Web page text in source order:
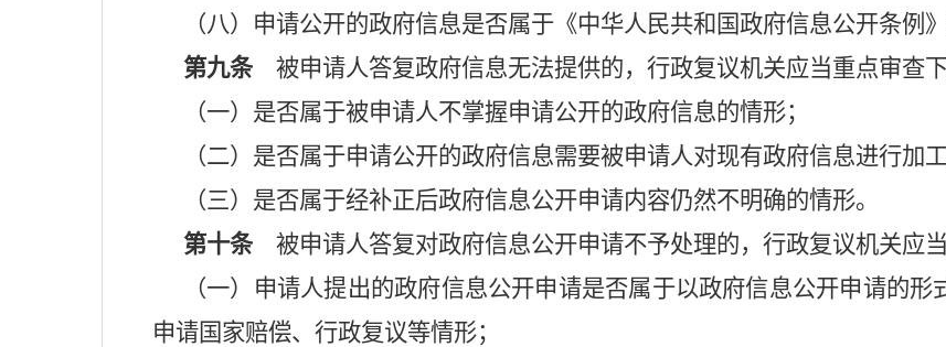
（八）申请公开的政府信息是否属于《中华人民共和国政府信息公开条例
第九条 被申请人答复政府信息无法提供的，行政复议机关应当重点审查下
（一）是否属于被申请人不掌握申请公开的政府信息的情形；
（二）是否属于申请公开的政府信息需要被申请人对现有政府信息进行加
（三）是否属于经补正后政府信息公开申请内容仍然不明确的情形。
第十条 被申请人答复对政府信息公开申请不予处理的，行政复议机关应当
（一）申请人提出的政府信息公开申请是否属于以政府信息公开申请的
申请国家赔偿、行政复议等情形；